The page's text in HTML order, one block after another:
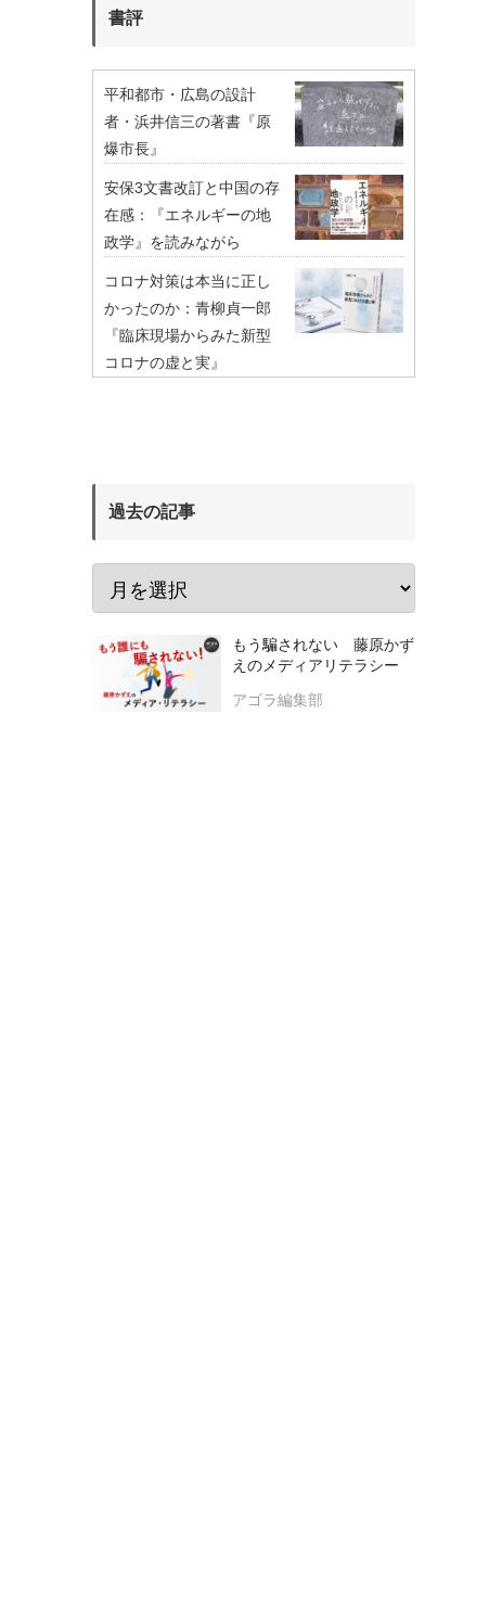
書評
平和都市・広島の設計
者・浜井信三の著書『原
爆市長』
安保3文書改訂と中国の存
在感：『エネルギーの地
政学』を読みながら
コロナ対策は本当に正し
かったのか：青柳貞一郎
『臨床現場からみた新型
コロナの虚と実』
過去の記事
もう騙されない 藤原かず
えのメディアリテラシー
アゴラ編集部